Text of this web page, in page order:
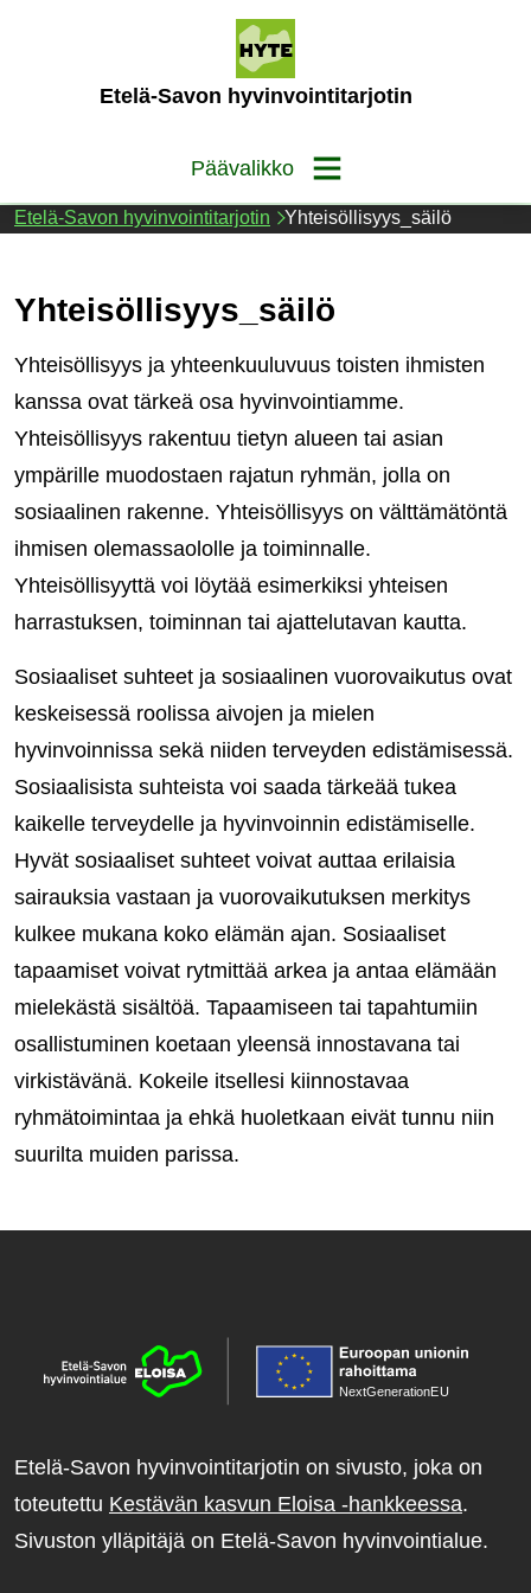
Etelä-Savon hyvinvointitarjotin
Päävalikko
Etelä-Savon hyvinvointitarjotin Yhteisöllisyys_säilö
Yhteisöllisyys_säilö
Yhteisöllisyys ja yhteenkuuluvuus toisten ihmisten
kanssa ovat tärkeä osa hyvinvointiamme.
Yhteisöllisyys rakentuu tietyn alueen tai asian
ympärille muodostaen rajatun ryhmän, jolla on
sosiaalinen rakenne. Yhteisöllisyys on välttämätöntä
ihmisen olemassaololle ja toiminnalle.
Yhteisöllisyyttä voi löytää esimerkiksi yhteisen
harrastuksen, toiminnan tai ajattelutavan kautta.
Sosiaaliset suhteet ja sosiaalinen vuorovaikutus ovat
keskeisessä roolissa aivojen ja mielen
hyvinvoinnissa sekä niiden terveyden edistämisessä.
Sosiaalisista suhteista voi saada tärkeää tukea
kaikelle terveydelle ja hyvinvoinnin edistämiselle.
Hyvät sosiaaliset suhteet voivat auttaa erilaisia
sairauksia vastaan ja vuorovaikutuksen merkitys
kulkee mukana koko elämän ajan. Sosiaaliset
tapaamiset voivat rytmittää arkea ja antaa elämään
mielekästä sisältöä. Tapaamiseen tai tapahtumiin
osallistuminen koetaan yleensä innostavana tai
virkistävänä. Kokeile itsellesi kiinnostavaa
ryhmätoimintaa ja ehkä huoletkaan eivät tunnu niin
suurilta muiden parissa.
NextGenerationEU
Etelä-Savon hyvinvointitarjotin on sivusto, joka on
toteutettu Kestävän kasvun Eloisa -hankkeessa.
Sivuston ylläpitäjä on Etelä-Savon hyvinvointialue.